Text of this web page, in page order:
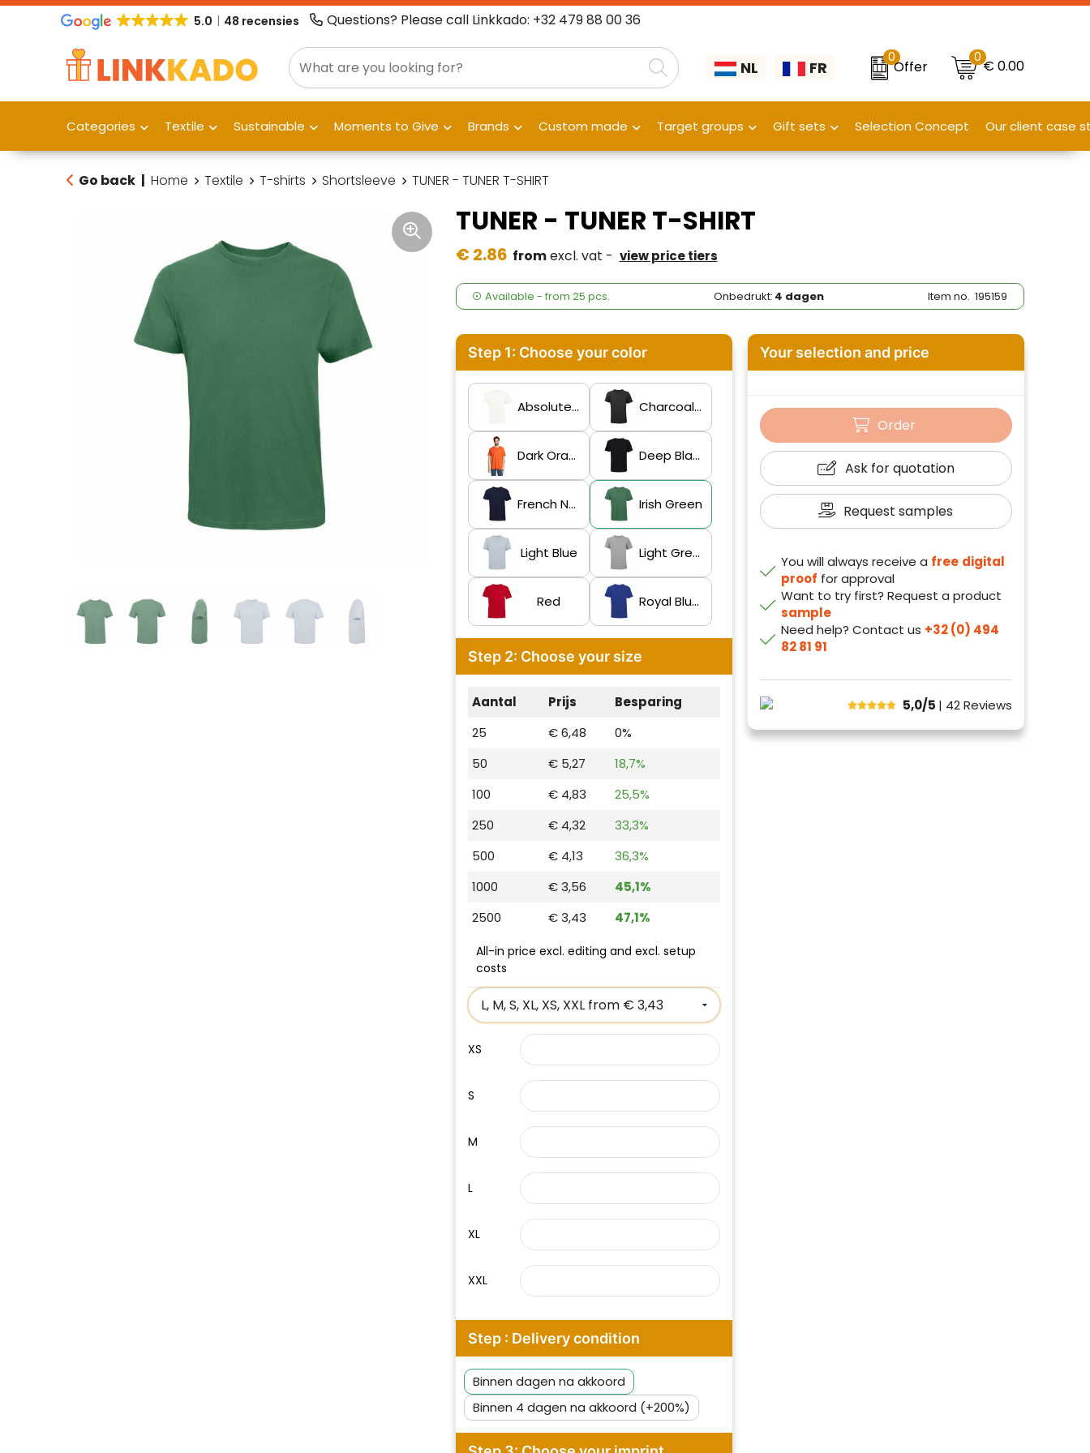
5.0 48 recensies Questions? Please call Linkkado: +32 479 88 00 36
NL FR
0
Offer
0€ 0.00
Categories Textile Sustainable Moments to Give Brands Custom made Target groups Gift sets Selection Concept Our client case
Go back | Home Textile T-shirts Shortsleeve TUNER - TUNER T-SHIRT
TUNER - TUNER T-SHIRT
€ 2.86 fromexcl. vat - view price tiers
Available - from 25 pcs. Onbedrukt: 4 dagen Item no. 195159
Step 1: Choose your color
Absolute White Charcoal Melange
Dark Orange Deep Black
French Navy Irish Green
Light Blue Light Grey Melange
Red Royal Blue 2
Step 2: Choose your size
Aantal Prijs
Besparing
25
€ 6,48
0%
50
€ 5,27
18,7%
100
€ 4,83
25,5%
250
€ 4,32
33,3%
500
€ 4,13
36,3%
1000
€ 3,56
45,1%
2500
€ 3,43 47,1%
XS
S
M
L
XL
XXL
All-in price excl. editing and excl. setup
costs
Step : Delivery condition
Binnen dagen na akkoord
Binnen 4 dagen na akkoord (+200%)
Your selection and price
Order
Ask for quotation
Request samples
You will always receive a free digital
proof for approval
Want to try first? Request a product
sample
Need help? Contact us +32 (0) 494
82 81 91
5,0/5 | 42Reviews